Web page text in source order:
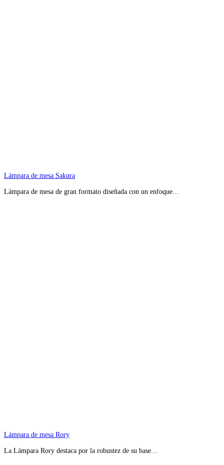
Lámpara de mesa Sakura
Lámpara de mesa de gran formato diseñada con un enfoque…
Lámpara de mesa Rory
La Lámpara Rory destaca por la robustez de su base…